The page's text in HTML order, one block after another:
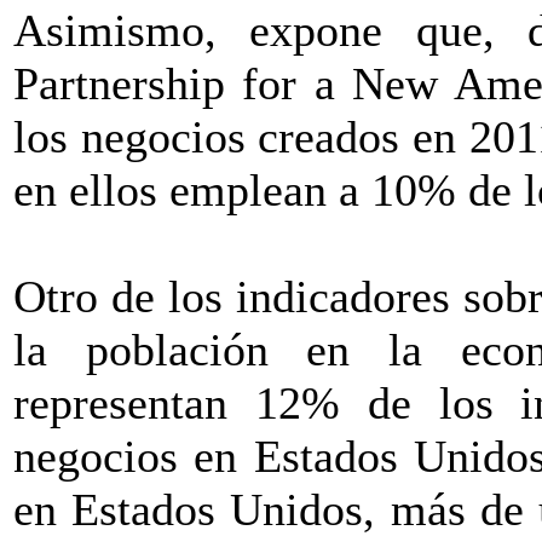
Asimismo, expone que,
Partnership for a New
los negocios creados en
en ellos emplean a 10% de
Otro de los indicadores
la población en la
representan 12% de los
negocios en Estados
en Estados Unidos, más